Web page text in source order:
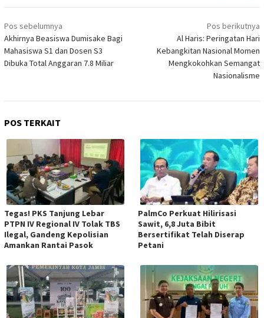
Navigasi
pos
Pos sebelumnya
Akhirnya Beasiswa Dumisake Bagi
Mahasiswa S1 dan Dosen S3
Dibuka Total Anggaran 7.8 Miliar
Pos berikutnya
Al Haris: Peringatan Hari
Kebangkitan Nasional Momen
Mengkokohkan Semangat
Nasionalisme
POS TERKAIT
Tegas! PKS Tanjung Lebar
PTPN IV Regional IV Tolak TBS
Ilegal, Gandeng Kepolisian
Amankan Rantai Pasok
PalmCo Perkuat Hilirisasi
Sawit, 6,8 Juta Bibit
Bersertifikat Telah Diserap
Petani